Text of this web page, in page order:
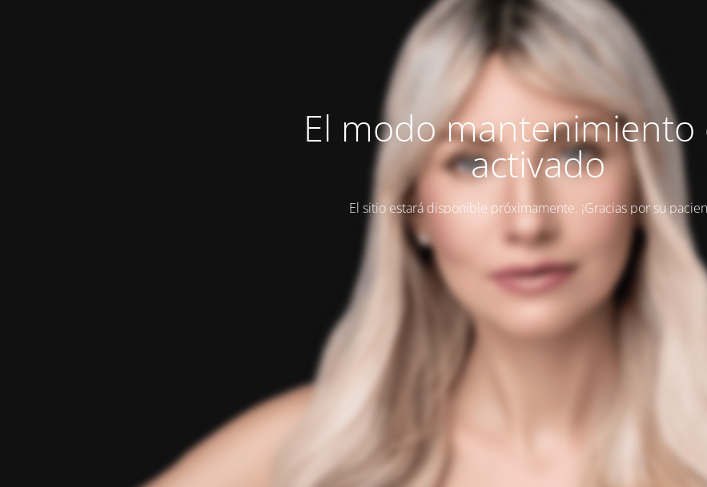
El modo mantenimiento
activado
El sitio estará disponible próximamente. ¡Gracias por su